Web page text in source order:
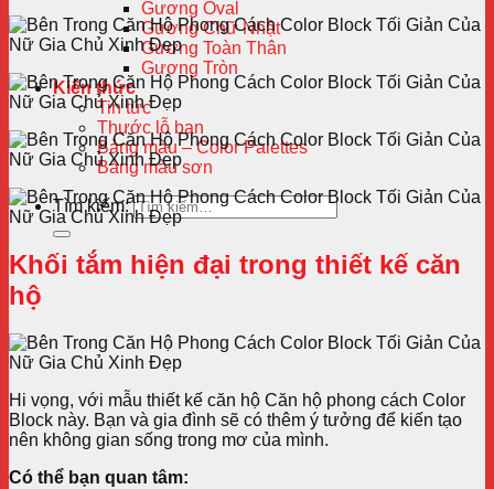
Gương Oval
Gương Chữ Nhật
Gương Toàn Thân
Gương Tròn
Kiến thức
Tin tức
Thước lỗ ban
Bảng màu – Color Palettes
Bảng màu sơn
Tìm kiếm:
Khối tắm hiện đại trong thiết kế căn
hộ
Hi vọng, với mẫu thiết kế căn hộ Căn hộ phong cách Color
Block này. Bạn và gia đình sẽ có thêm ý tưởng để kiến tạo
nên không gian sống trong mơ của mình.
Có thể bạn quan tâm: